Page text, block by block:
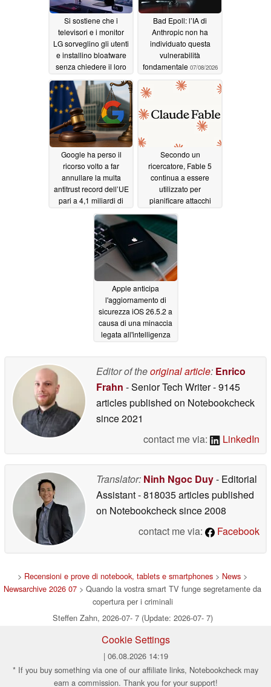
Si sostiene che i
televisori e i monitor
LG sorveglino gli utenti
e installino bloatware
senza chiedere il loro
07/17/2026
Bad Epoll: l’IA di
Anthropic non ha
individuato questa
vulnerabilità
fondamentale 07/08/2026
Google ha perso il
ricorso volto a far
annullare la multa
antitrust record dell’UE
pari a 4,1 miliardi di
07/04/2026
Secondo un
ricercatore, Fable 5
continua a essere
utilizzato per
pianificare attacchi
il suo grande ritorno
07/02/2026
Apple anticipa
l'aggiornamento di
sicurezza iOS 26.5.2 a
causa di una minaccia
legata all'intelligenza
Editor of theoriginal article: Enrico
Frahn - Senior Tech Writer- 9145
articles published on Notebookcheck
since 2021
contact me via:
LinkedIn
Translator: Ninh Ngoc Duy- Editorial
Assistant- 818035 articles published
on Notebookchecksince 2008
contact me via:
Facebook
> Recensioni e prove di notebook, tablets e smartphones > News >
Newsarchive 2026 07 > Quando la vostra smart TV funge segretamente da
copertura per i criminali
Steffen Zahn, 2026-07- 7 (Update: 2026-07- 7)
Cookie Settings
| 06.08.2026 14:19
* If you buy something via one of our affiliate links, Notebookcheck may
earn a commission. Thank you for your support!